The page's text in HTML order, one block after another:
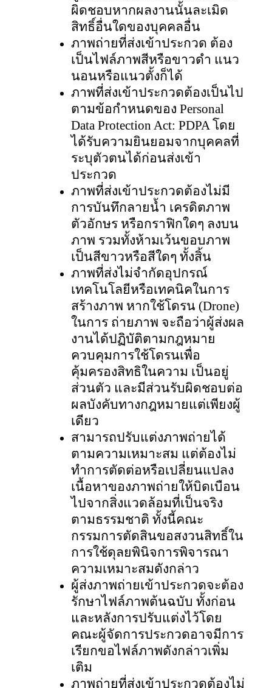
ผิดชอบหากผลงานนั้นละเมิด
สิทธิ์อื่นใดของบุคคลอื่น
ภาพถ่ายที่ส่งเข้าประกวด ต้อง
เป็นไฟล์ภาพสีหรือขาวดำ แนว
นอนหรือแนวตั้งก็ได้
ภาพที่ส่งเข้าประกวดต้องเป็นไป
ตามข้อกำหนดของ Personal
Data Protection Act: PDPA โดย
ได้รับความยินยอมจากบุคคลที่
ระบุตัวตนได้ก่อนส่งเข้า
ประกวด
ภาพที่ส่งเข้าประกวดต้องไม่มี
การบันทึกลายนํ้า เครดิตภาพ
ตัวอักษร หรือกราฟิกใดๆ ลงบน
ภาพ รวมทั้งห้ามเว้นขอบภาพ
เป็นสีขาวหรือสีใดๆ ทั้งสิ้น
ภาพที่ส่งไม่จำกัดอุปกรณ์
เทคโนโลยีหรือเทคนิคในการ
สร้างภาพ หากใช้โดรน (Drone)
ในการ ถ่ายภาพ จะถือว่าผู้ส่งผล
งานได้ปฏิบัติตามกฎหมาย
ควบคุมการใช้โดรนเพื่อ
คุ้มครองสิทธิในความ เป็นอยู่
ส่วนตัว และมีส่วนรับผิดชอบต่อ
ผลบังคับทางกฎหมายแต่เพียงผู้
เดียว
สามารถปรับแต่งภาพถ่ายได้
ตามความเหมาะสม แต่ต้องไม่
ทำการตัดต่อหรือเปลี่ยนแปลง
เนื้อหาของภาพถ่ายให้บิดเบือน
ไปจากสิ่งแวดล้อมที่เป็นจริง
ตามธรรมชาติ ทั้งนี้คณะ
กรรมการตัดสินขอสงวนสิทธิ์ใน
การใช้ดุลยพินิจการพิจารณา
ความเหมาะสมดังกล่าว
ผู้ส่งภาพถ่ายเข้าประกวดจะต้อง
รักษาไฟล์ภาพต้นฉบับ ทั้งก่อน
และหลังการปรับแต่งไว้โดย
คณะผู้จัดการประกวดอาจมีการ
เรียกขอไฟล์ภาพดังกล่าวเพิ่ม
เติม
ภาพถ่ายที่ส่งเข้าประกวดต้องไม่